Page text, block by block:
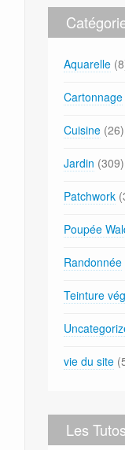
Aquarelle
Cartonnage
Cuisine (26)
Jardin (309)
Patchwork
Poupée
Randonnée
Teinture
vie du site
Les